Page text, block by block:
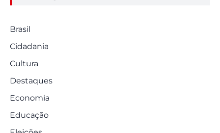
Brasil
Cidadania
Cultura
Destaques
Economia
Educação